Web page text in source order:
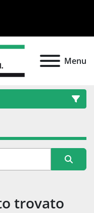
Menu
trovato